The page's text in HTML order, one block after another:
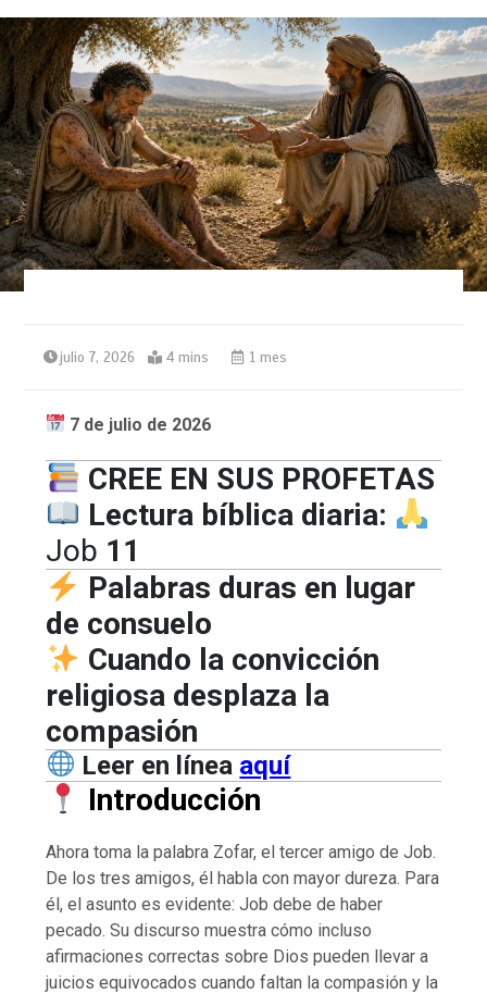
julio 7, 2026 4 mins 1 mes
7 de julio de 2026
CREE EN SUS PROFETAS
Lectura bíblica diaria:
Job 11
Palabras duras en lugar
de consuelo
Cuando la convicción
religiosa desplaza la
compasión
Leer en línea aquí
Introducción
Ahora toma la palabra Zofar, el tercer amigo de Job.
De los tres amigos, él habla con mayor dureza. Para
él, el asunto es evidente: Job debe de haber
pecado. Su discurso muestra cómo incluso
afirmaciones correctas sobre Dios pueden llevar a
juicios equivocados cuando faltan la compasión y la